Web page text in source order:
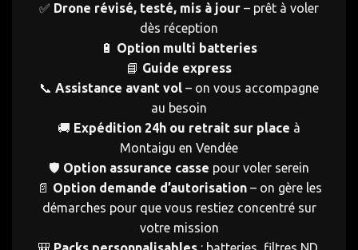
✅ Drone révisé, testé, mis à jour – prêt à voler
dès réception
🔋 Option multi batteries
📘 Guide express
📞 Assistance avant vol – on vous accompagne
au besoin
🚚 Expédition 24h ou retrait sur place à
Montaigu en Vendée
🛡️ Option assurance casse pour voler serein
📄 Option demande d’autorisation– on gère les
démarches pour que vous restiez concentré sur
votre mission